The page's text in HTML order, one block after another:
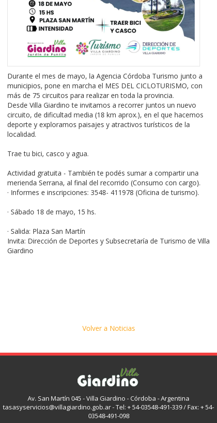
Durante el mes de mayo, la Agencia Córdoba Turismo junto a
municipios, pone en marcha el MES DEL CICLOTURISMO, con
más de 75 circuitos para realizar en toda la provincia.
Desde Villa Giardino te invitamos a recorrer juntos un nuevo
circuito, de dificultad media (18 km aprox.), en el que hacemos
deporte y exploramos paisajes y atractivos turísticos de la
localidad.
Trae tu bici, casco y agua.
Actividad gratuita - También te podés sumar a compartir una
merienda Serrana, al final del recorrido (Consumo con cargo).
· Informes e inscripciones: 3548- 411978 (Oficina de turismo).
· Sábado 18 de mayo, 15 hs.
· Salida: Plaza San Martín
Invita: Dirección de Deportes y Subsecretaría de Turismo de Villa
Giardino
Volver a Noticias
Av. San Martín 045 - Villa Giardino - Córdoba - Argentina
tasasyservicios@villagiardino.gob.ar - Tel: + 54-03548-491-339 / Fax: + 54-
03548-491-098